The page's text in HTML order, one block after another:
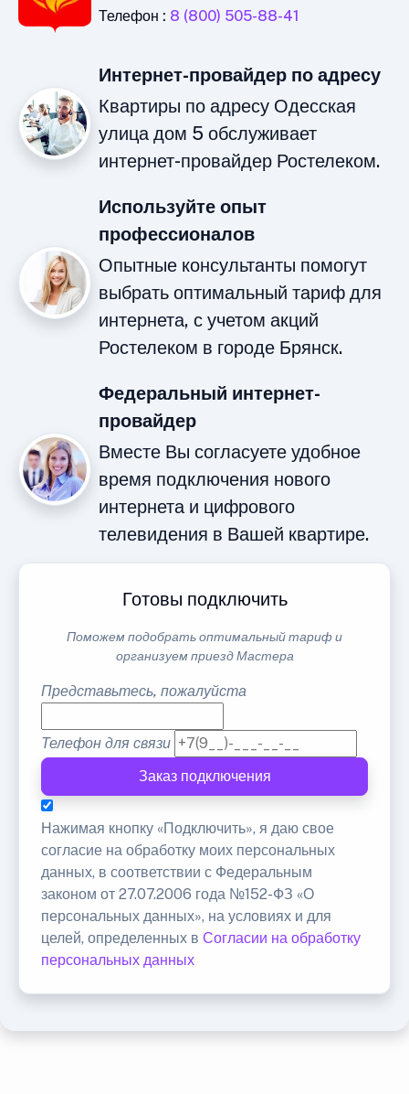
Телефон : 8 (800) 505-88-41
Интернет-провайдер по адресу
Квартиры по адресу Одесская
улица дом 5 обслуживает
интернет-провайдер Ростелеком.
Используйте опыт
профессионалов
Опытные консультанты помогут
выбрать оптимальный тариф для
интернета, с учетом акций
Ростелеком в городе Брянск.
Федеральный интернет-
провайдер
Вместе Вы согласуете удобное
время подключения нового
интернета и цифрового
телевидения в Вашей квартире.
Готовы подключить
Поможем подобрать оптимальный тариф и
организуем приезд Мастера
Представьтесь, пожалуйста
Телефон для связи
Заказ подключения
Нажимая кнопку «Подключить», я даю свое
согласие на обработку моих персональных
данных, в соответствии с Федеральным
законом от 27.07.2006 года №152-ФЗ «О
персональных данных», на условиях и для
целей, определенных в Согласии на обработку
персональных данных